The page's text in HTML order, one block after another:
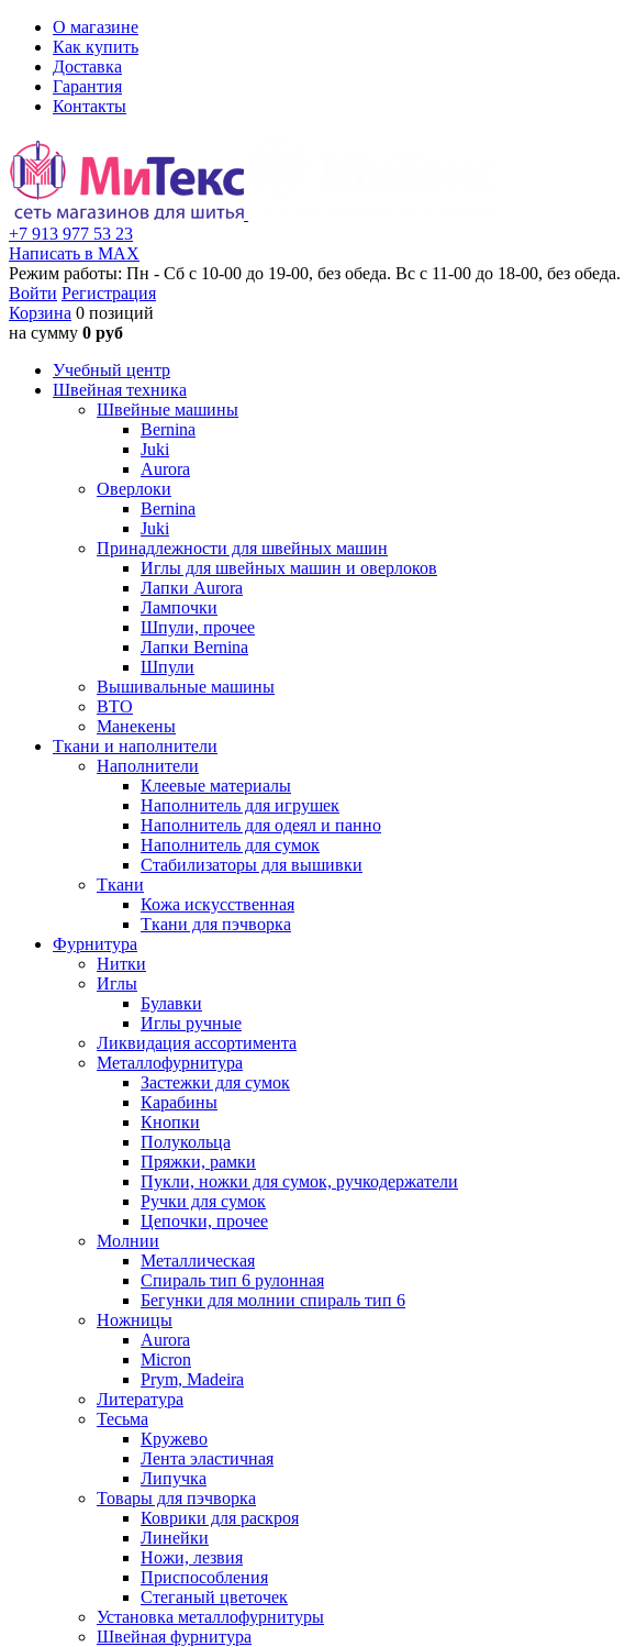
О магазине
Как купить
Доставка
Гарантия
Контакты
+7 913 977 53 23
Написать в MAX
Режим работы: Пн - Сб с 10-00 до 19-00, без обеда. Вс с 11-00 до 18-00, без обеда.
Войти Регистрация
Корзина 0 позиций
на сумму 0 руб
Учебный центр
Швейная техника
Швейные машины
Bernina
Juki
Aurora
Оверлоки
Bernina
Juki
Принадлежности для швейных машин
Иглы для швейных машин и оверлоков
Лапки Aurora
Лампочки
Шпули, прочее
Лапки Bernina
Шпули
Вышивальные машины
ВТО
Манекены
Ткани и наполнители
Наполнители
Клеевые материалы
Наполнитель для игрушек
Наполнитель для одеял и панно
Наполнитель для сумок
Стабилизаторы для вышивки
Ткани
Кожа искусственная
Ткани для пэчворка
Фурнитура
Нитки
Иглы
Булавки
Иглы ручные
Ликвидация ассортимента
Металлофурнитура
Застежки для сумок
Карабины
Кнопки
Полукольца
Пряжки, рамки
Пукли, ножки для сумок, ручкодержатели
Ручки для сумок
Цепочки, прочее
Молнии
Металлическая
Спираль тип 6 рулонная
Бегунки для молнии спираль тип 6
Ножницы
Aurora
Micron
Prym, Madeira
Литература
Тесьма
Кружево
Лента эластичная
Липучка
Товары для пэчворка
Коврики для раскроя
Линейки
Ножи, лезвия
Приспособления
Стеганый цветочек
Установка металлофурнитуры
Швейная фурнитура